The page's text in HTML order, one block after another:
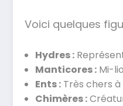
Voici quelques
Hydres :
Manticores : Mi-
Ents : Très chers
Chimères :